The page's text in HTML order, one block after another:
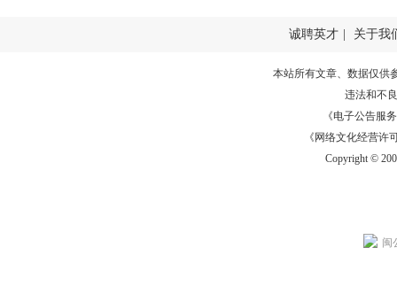
诚聘英才 关于我
本站所有文章、数据仅供
违法和不
《电子公告服务
《网络文化经营许
Copyright ©
闽